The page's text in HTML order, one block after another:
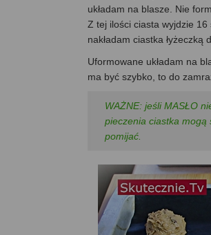
układam na blasze. Nie
Z tej ilości ciasta wyjdzie
nakładam ciastka
Uformowane układam na
ma być szybko, to do
WAŻNE: jeśli MASŁO
pieczenia ciastka mogą
pomijać.